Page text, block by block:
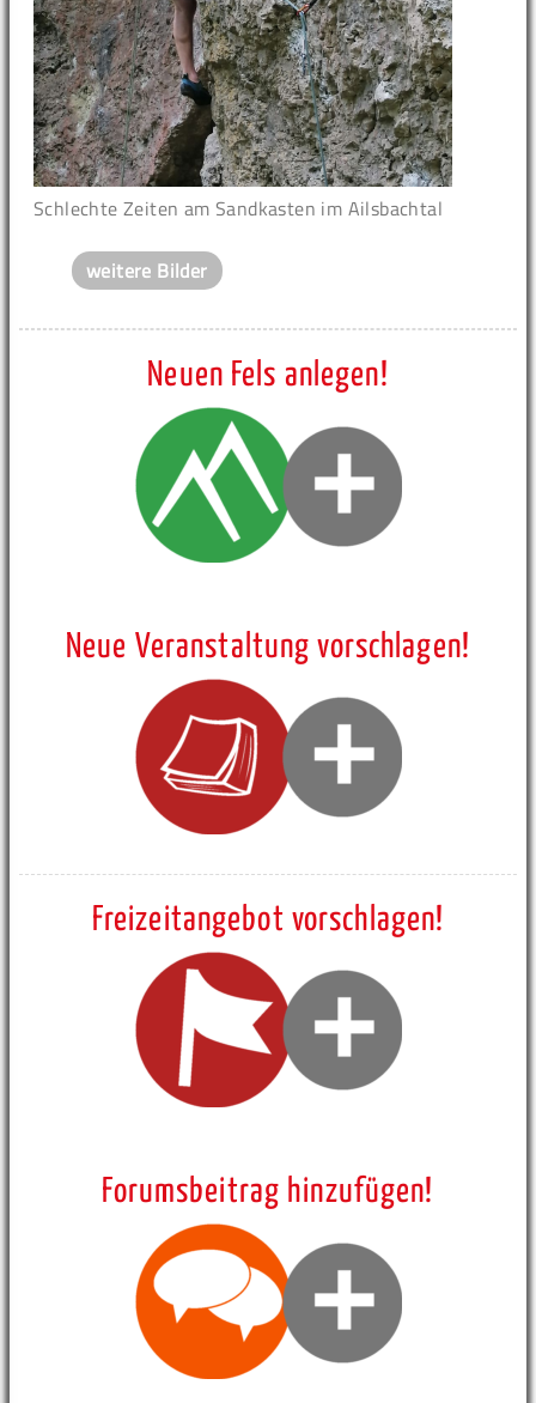
Schlechte Zeiten am Sandkasten im Ailsbachtal
weitere Bilder
Neuen Fels anlegen!
Neue Veranstaltung vorschlagen!
Freizeitangebot vorschlagen!
Forumsbeitrag hinzufügen!